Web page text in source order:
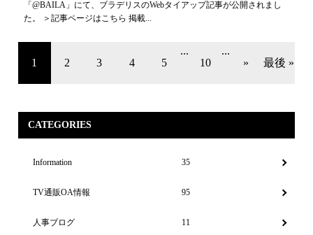
「@BAILA」にて、ブラデリスのWebタイアップ記事が公開されまし
た。 ＞記事ページはこちら 掲載...
1 2 3 4 5
...
10
...
»
最後 »
CATEGORIES
Information 35
TV通販OA情報 95
人事ブログ 11